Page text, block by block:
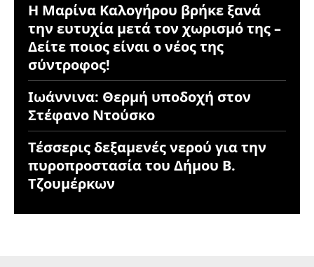
Η Μαρίνα Καλογήρου βρήκε ξανά
την ευτυχία μετά τον χωρισμό της –
Δείτε ποιος είναι ο νέος της
σύντροφος!
Ιωάννινα: Θερμή υποδοχή στον
Στέφανο Ντούσκο
Τέσσερις δεξαμενές νερού για την
πυροπροστασία του Δήμου Β.
Τζουμέρκων